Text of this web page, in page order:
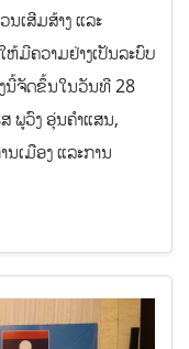
ເສີມສ້າງ ແລະ
ຫ້ມີຄວາມຢ່າງເປັນລະບົບ
ນີ້ຈັດຂຶ້ນໃນວັນທີ 28
ພູວົງ ອຸ່ນຄຳແສນ,
ເມືອງ ແລະການ